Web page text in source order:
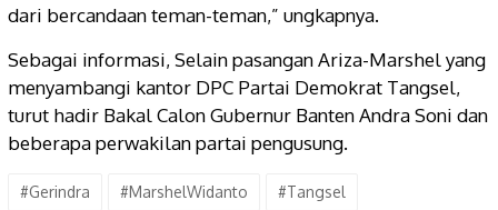
dari bercandaan teman-teman,” ungkapnya.
Sebagai informasi, Selain pasangan Ariza-Marshel yang
menyambangi kantor DPC Partai Demokrat Tangsel,
turut hadir Bakal Calon Gubernur Banten Andra Soni dan
beberapa perwakilan partai pengusung.
#Gerindra #MarshelWidanto
#Tangsel